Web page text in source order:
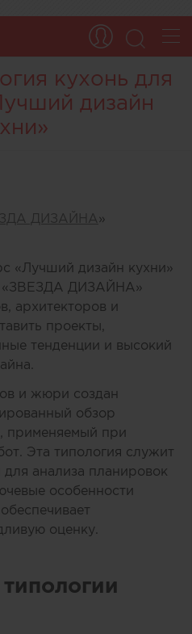
кухонь для
дизайн
ДИЗАЙНА»
«Лучший дизайн кухни»
«ЗВЕЗДА ДИЗАЙНА»
архитекторов и
проекты,
тенденции и высокий
и жюри создан
обзор
применяемый при
Эта типология служит
анализа планировок
особенности
оценку.